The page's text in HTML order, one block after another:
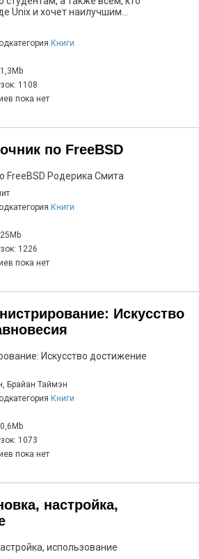
Unix и хочет наилучшим...
Книги
1108
пока нет
по FreeBSD
FreeBSD Родерика Смита
Книги
1226
пока нет
Искусство
Искусство достижение
Брайан Таймэн
Книги
1073
пока нет
настройка,
использование